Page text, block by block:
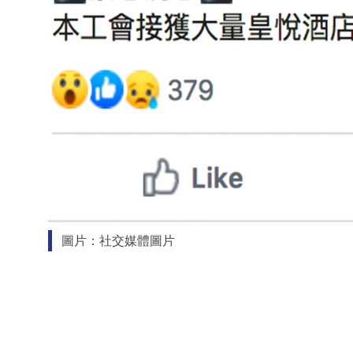
圖片：社交媒體圖片